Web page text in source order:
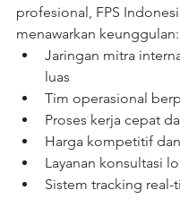
profesional, FPS
menawarkan keunggulan:
Jaringan mitra
luas
Tim operasional
Proses kerja cepat
Harga kompetitif
Layanan konsultasi
Sistem tracking real-